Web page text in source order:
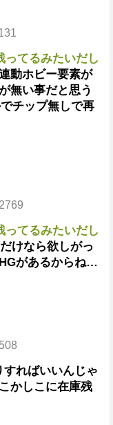
ってるみたいだし
動ホビー要素が
無い事だと思う
チップ無しで再
ってるみたいだし
けなら欲しがっ
があるからね…
ればいいんじゃ
かしこに在庫残